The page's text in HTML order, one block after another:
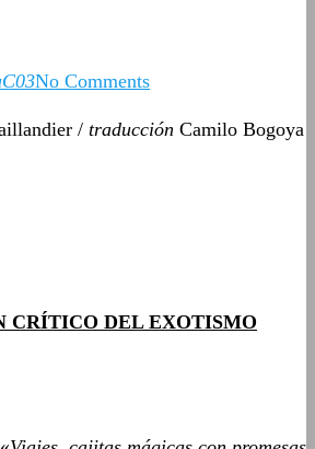
No Comments
/ traducción Camilo Bogoya
CRÍTICO DEL EXOTISMO